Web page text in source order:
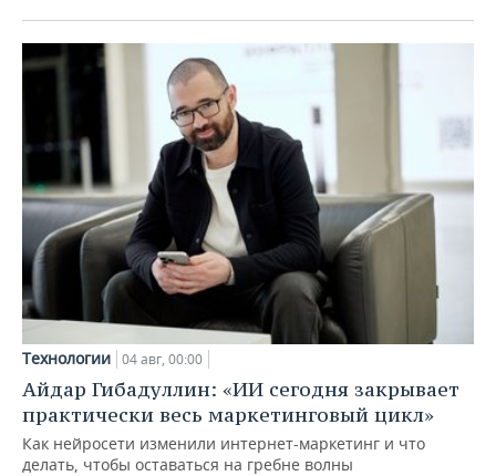
Технологии 04 авг, 00:00
Айдар Гибадуллин: «ИИ сегодня закрывает
практически весь маркетинговый цикл»
Как нейросети изменили интернет-маркетинг и что
делать, чтобы оставаться на гребне волны